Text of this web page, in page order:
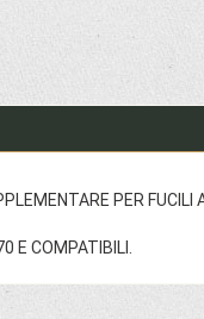
PER FUCILI
E COMPATIBILI.